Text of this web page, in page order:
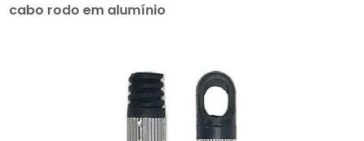
cabo rodo em alumínio